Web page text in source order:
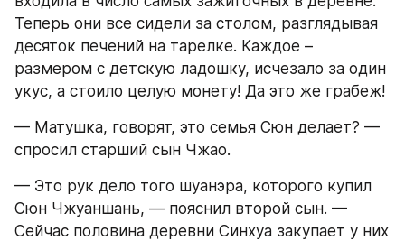
Теперь они все сидели за столом, разглядывая
десяток печений на тарелке. Каждое –
размером с детскую ладошку, исчезало за один
укус, а стоило целую монету! Да это же грабеж!
— Матушка, говорят, это семья Сюн делает? —
спросил старший сын Чжао.
— Это рук дело того шуанэра, которого купил
Сюн Чжуаншань, — пояснил второй сын. —
Сейчас половина деревни Синхуа закупает у них